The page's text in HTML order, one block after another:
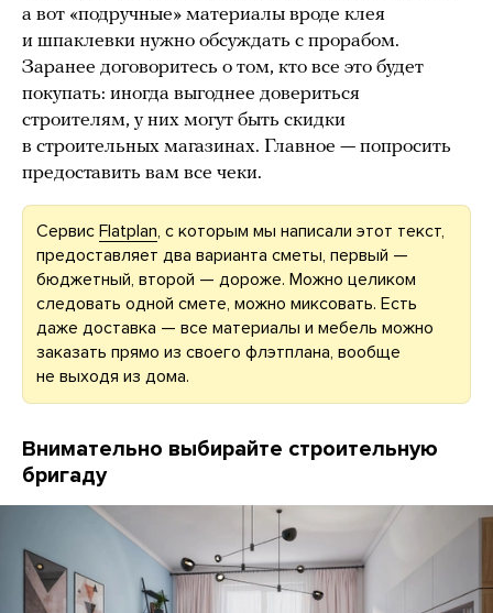
а вот «подручные» материалы вроде клея
и шпаклевки нужно обсуждать с прорабом.
Заранее договоритесь о том, кто все это будет
покупать: иногда выгоднее довериться
строителям, у них могут быть скидки
в строительных магазинах. Главное — попросить
предоставить вам все чеки.
Сервис Flatplan, с которым мы написали этот текст,
предоставляет два варианта сметы, первый —
бюджетный, второй — дороже. Можно целиком
следовать одной смете, можно миксовать. Есть
даже доставка — все материалы и мебель можно
заказать прямо из своего флэтплана, вообще
не выходя из дома.
Внимательно выбирайте строительную
бригаду